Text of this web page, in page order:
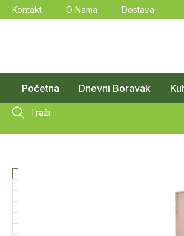
Kontakt O Nama Dostava
Početna Dnevni Boravak
Traži